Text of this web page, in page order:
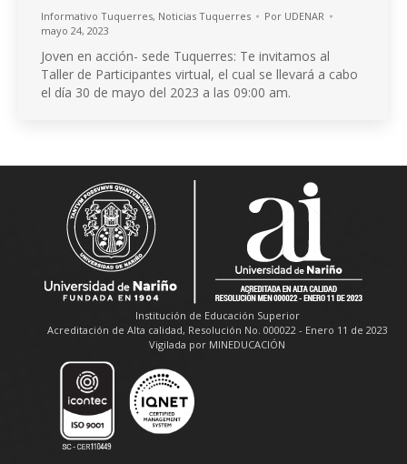
Informativo Tuquerres, Noticias Tuquerres Por UDENAR
mayo 24, 2023
Joven en acción- sede Tuquerres: Te invitamos al
Taller de Participantes virtual, el cual se llevará a cabo
el día 30 de mayo del 2023 a las 09:00 am.
Institución de Educación Superior
Acreditación de Alta calidad, Resolución No. 000022 - Enero 11 de 2023
Vigilada por MINEDUCACIÓN